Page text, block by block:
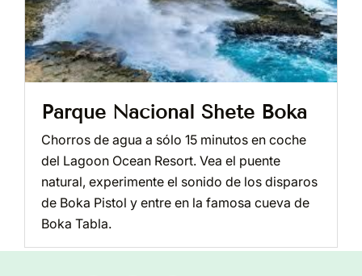
Parque Nacional Shete Boka
Chorros de agua a sólo 15 minutos en coche
del Lagoon Ocean Resort. Vea el puente
natural, experimente el sonido de los disparos
de Boka Pistol y entre en la famosa cueva de
Boka Tabla.